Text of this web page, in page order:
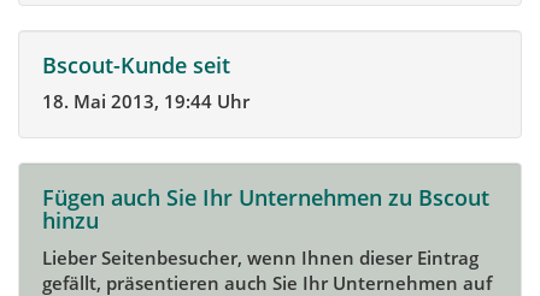
Bscout-Kunde seit
18. Mai 2013, 19:44 Uhr
Fügen auch Sie Ihr Unternehmen zu Bscout
hinzu
Lieber Seitenbesucher, wenn Ihnen dieser Eintrag
gefällt, präsentieren auch Sie Ihr Unternehmen auf